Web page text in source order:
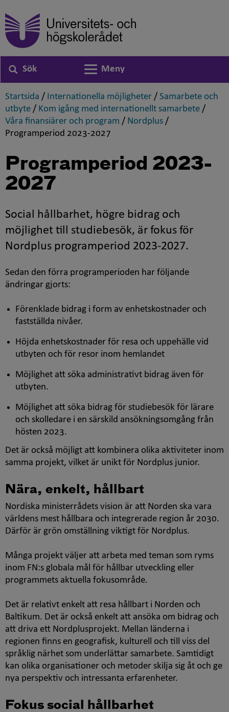
Sök
Växla navigering
Meny
Startsida ,
/ Internationella möjligheter ,
/ Samarbete och
utbyte ,
/ Kom igång med internationellt samarbete ,
/
Våra finansiärer och program ,
/ Nordplus ,
/
Programperiod 2023-2027
Programperiod 2023-
2027
Social hållbarhet, högre bidrag och
möjlighet till studiebesök, är fokus för
Nordplus programperiod 2023-2027.
Sedan den förra programperioden har följande
ändringar gjorts:
Förenklade bidrag i form av enhetskostnader och
fastställda nivåer.
Höjda enhetskostnader för resa och uppehälle vid
utbyten och för resor inom hemlandet
Möjlighet att söka administrativt bidrag även för
utbyten.
Möjlighet att söka bidrag för studiebesök för lärare
och skolledare i en särskild ansökningsomgång från
hösten 2023.
Det är också möjligt att kombinera olika aktiviteter inom
samma projekt, vilket är unikt för Nordplus junior.
Nära, enkelt, hållbart
Nordiska ministerrådets vision är att Norden ska vara
världens mest hållbara och integrerade region år 2030.
Därför är grön omställning viktigt för Nordplus.
Många projekt väljer att arbeta med teman som ryms
inom FN:s globala mål för hållbar utveckling eller
programmets aktuella fokusområde.
Det är relativt enkelt att resa hållbart i Norden och
Baltikum. Det är också enkelt att ansöka om bidrag och
att driva ett Nordplusprojekt. Mellan länderna i
regionen finns en geografisk, kulturell och till viss del
språklig närhet som underlättar samarbete. Samtidigt
kan olika organisationer och metoder skilja sig åt och ge
nya perspektiv och intressanta erfarenheter.
Fokus social hållbarhet